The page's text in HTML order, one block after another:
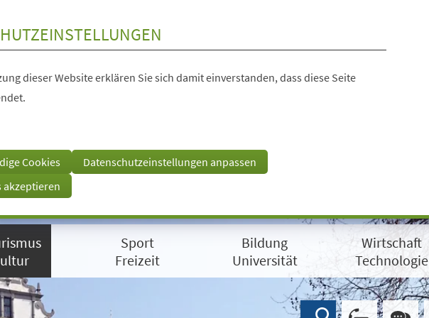
dieser Website erklären Sie sich damit einverstanden, dass diese Seite
Cookies
Datenschutzeinstellungen anpassen
akzeptieren
Sport
Freizeit
Bildung
Universität
Wirtschaft
Technologie